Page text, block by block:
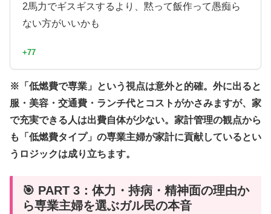
2馬力でギスギスするより、黙って飯作って愚痴ら
ない方がいいかも
+77
※「低燃費で専業」という視点は意外と的確。外に出ると
服・美容・交通費・ランチ代とコストがかさみますが、家
で充実できる人は出費自体が少ない。家計管理の観点から
も「低燃費タイプ」の専業主婦が家計に貢献しているとい
うロジックは成り立ちます。
🎯 PART 3：体力・持病・精神面の理由か
ら専業主婦を選ぶガル民の本音